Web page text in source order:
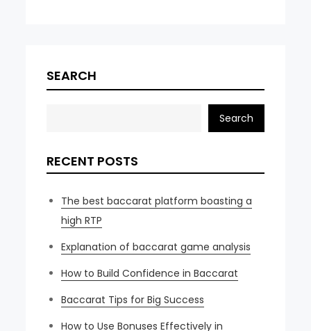
SEARCH
Search
RECENT POSTS
The best baccarat platform boasting a
high RTP
Explanation of baccarat game analysis
How to Build Confidence in Baccarat
Baccarat Tips for Big Success
How to Use Bonuses Effectively in